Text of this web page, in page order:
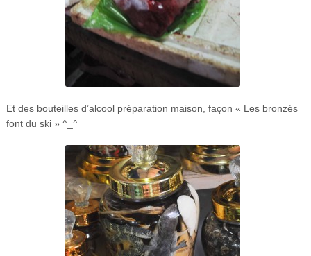
Et des bouteilles d’alcool préparation maison, façon « Les bronzés
font du ski » ^_^